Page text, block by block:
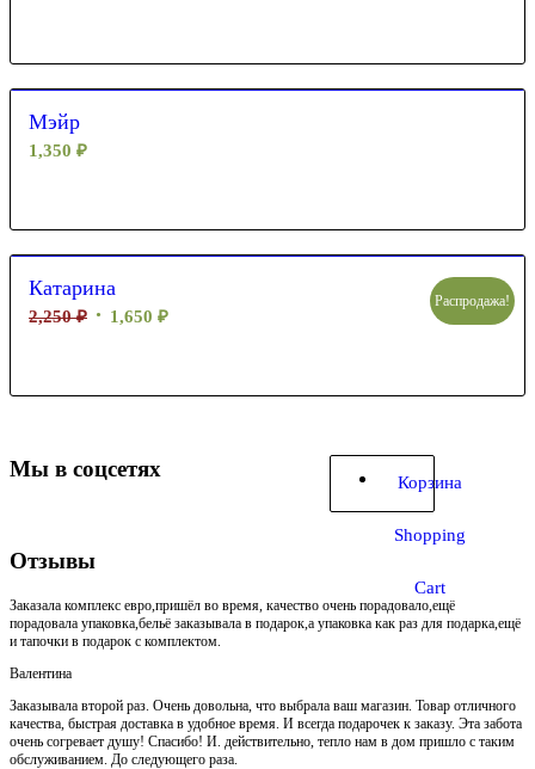
Корзина
Shopping
Cart
Мэйр
1,350 ₽
Катарина
2,250₽ 1,650 ₽
Распродажа!
Мы в соцсетях
Отзывы
Заказала комплекс евро,пришёл во время, качество очень порадовало,ещё
порадовала упаковка,бельё заказывала в подарок,а упаковка как раз для подарка,ещё
и тапочки в подарок с комплектом.
Валентина
Заказывала второй раз. Очень довольна, что выбрала ваш магазин. Товар отличного
качества, быстрая доставка в удобное время. И всегда подарочек к заказу. Эта забота
очень согревает душу! Спасибо! И. действительно, тепло нам в дом пришло с таким
обслуживанием. До следующего раза.